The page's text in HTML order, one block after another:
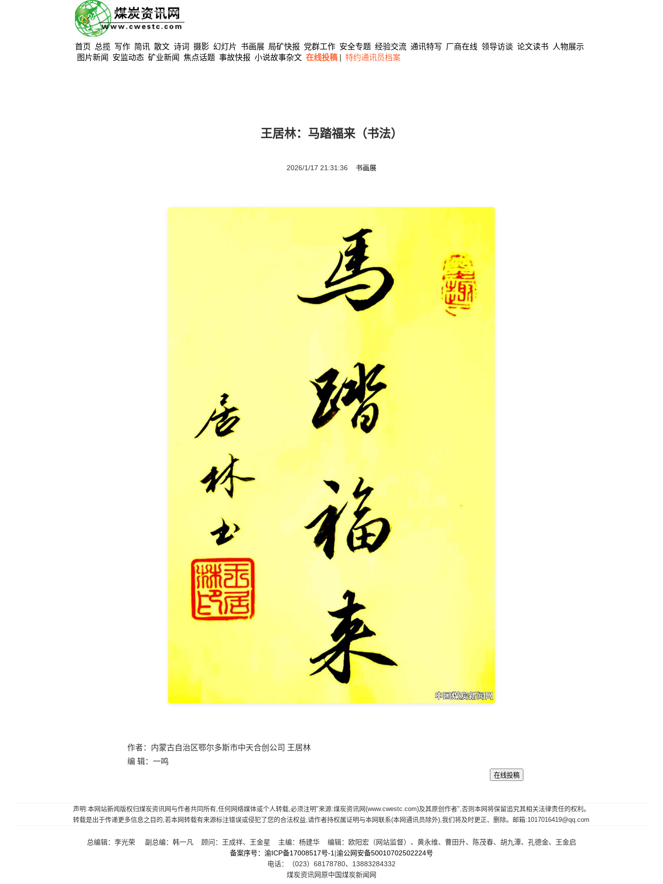
首页 总揽 写作 简讯 散文 诗词 摄影 幻灯片 书画展 局矿快报 党群工作 安全专题 经验交流 通讯特写 厂商在线 领导访谈 论文读书
人物展示
图片新闻
安监动态 矿业新闻 焦点话题 事故快报 小说故事杂文 在线投稿 特约通讯员档案
王居林：马踏福来（书法）
2026/1/17 21:31:36 书画展
作者：内蒙古自治区鄂尔多斯市中天合创公司 王居林
编 辑：一鸣
声明:本网站新闻版权归煤炭资讯网与作者共同所有,任何网络媒体或个人转载,必须注明"来源:煤炭资讯网(www.cwestc.com)及其原创作者",否则本网将保留追究其相关法律责任的权利。
转载是出于传递更多信息之目的,若本网转载有来源标注错误或侵犯了您的合法权益,请作者持权属证明与本网联系(本网通讯员除外),我们将及时更正、删除。邮箱:1017016419@qq.com
总编辑：李光荣 副总编：韩一凡 顾问：王成祥、王金星 主编：杨建华 编辑：欧阳宏（网站监督）、黄永维、曹田升、陈茂春、胡九潭、孔德金、王金启
备案序号：渝ICP备17008517号-1 |渝公网安备50010702502224号
电话：（023）68178780、13883284332
煤炭资讯网原中国煤炭新闻网